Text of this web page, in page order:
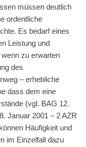
müssen deutlich
ordentliche
Es bedarf eines
Leistung und
zu erwarten
des
– erhebliche
dass dem eine
(vgl. BAG 12.
Januar 2001 – 2 AZR
Häufigkeit und
im Einzelfall dazu